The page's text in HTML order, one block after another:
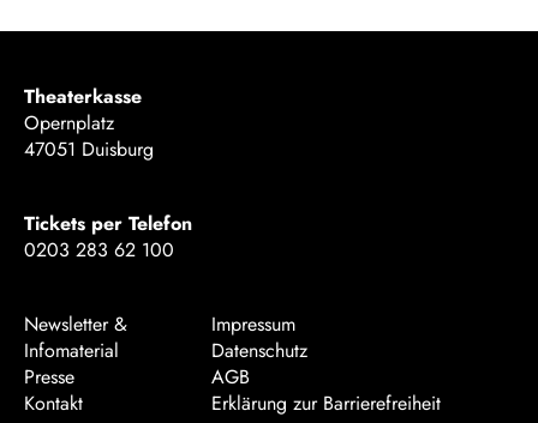
Theaterkasse
Opernplatz
47051 Duisburg
Tickets per Telefon
0203 283 62 100
Newsletter &
Infomaterial
Presse
Kontakt
Impressum
Datenschutz
AGB
Erklärung zur Barrierefreiheit